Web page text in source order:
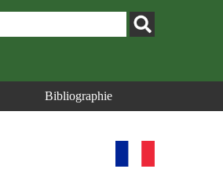
Bibliographie